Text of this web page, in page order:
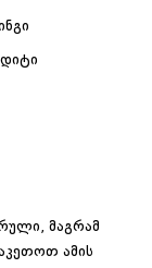
მაგრამ
ამის